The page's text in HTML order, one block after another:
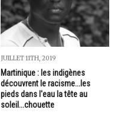
JUILLET 11TH, 2019
Martinique : les indigènes
découvrent le racisme...les
pieds dans l'eau la tête au
soleil...chouette